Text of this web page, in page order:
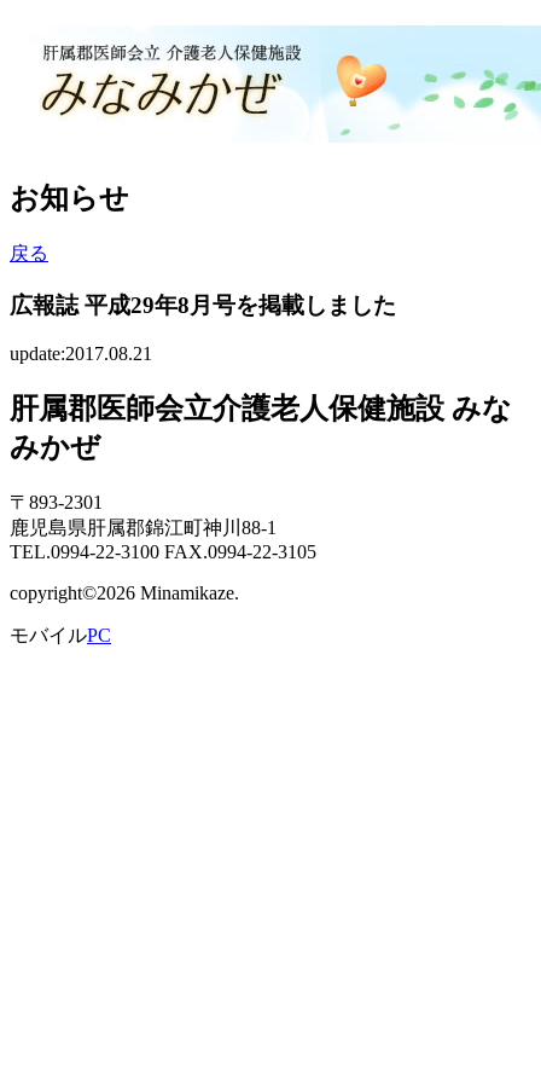
お知らせ
戻る
広報誌 平成29年8月号を掲載しました
update:2017.08.21
肝属郡医師会立介護老人保健施設 みな
みかぜ
〒893-2301
鹿児島県肝属郡錦江町神川88-1
TEL.0994-22-3100 FAX.0994-22-3105
copyright©2026 Minamikaze.
モバイルPC